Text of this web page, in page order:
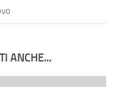
ANCHE...